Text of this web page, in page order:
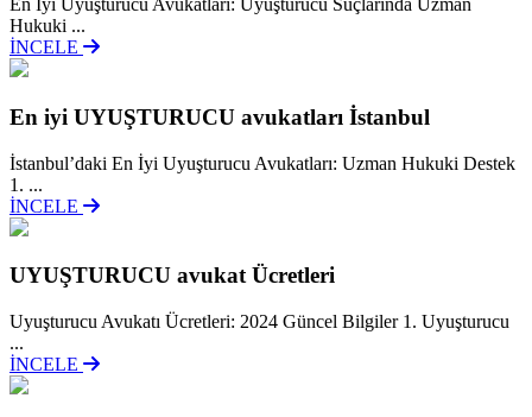
En İyi Uyuşturucu Avukatları: Uyuşturucu Suçlarında Uzman
Hukuki ...
İNCELE
En iyi UYUŞTURUCU avukatları İstanbul
İstanbul’daki En İyi Uyuşturucu Avukatları: Uzman Hukuki Destek
1. ...
İNCELE
UYUŞTURUCU avukat Ücretleri
Uyuşturucu Avukatı Ücretleri: 2024 Güncel Bilgiler 1. Uyuşturucu
...
İNCELE